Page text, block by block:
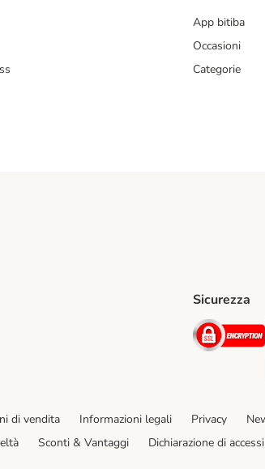
App bitiba
Occasioni
Categorie
Shipping Method
Sicurezza
di vendita Informazioni legali Privacy
Sconti & Vantaggi Dichiarazione di